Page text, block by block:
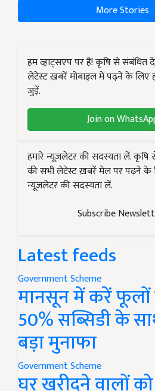
More Stories
हम व्हाट्सएप पर हैं! कृषि से संबंधित
लेटेस्ट ख़बरें मोबाइल में पढ़ने के लिए
जुड़ें.
Join on
हमारे न्यूज़लेटर की सदस्यता लें.
की सभी लेटेस्ट ख़बरें मेल पर पढ़ने के
न्यूज़लेटर की सदस्यता लें.
Subscribe
Latest feeds
Government Scheme
मानसून में करें फूलों
50% सब्सिडी के
बड़ा मुनाफा
Government Scheme